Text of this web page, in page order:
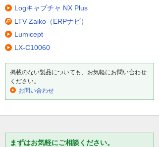
Logキャプチャ NX Plus
LTV-Zaiko（ERPナビ）
Lumicept
LX-C10060
掲載のない製品についても、お気軽にお問い合わせ
ください。
お問い合わせ
まずはお気軽にご相談ください。